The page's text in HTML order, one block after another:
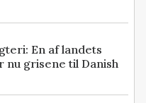
En af landets
grisene til Danish